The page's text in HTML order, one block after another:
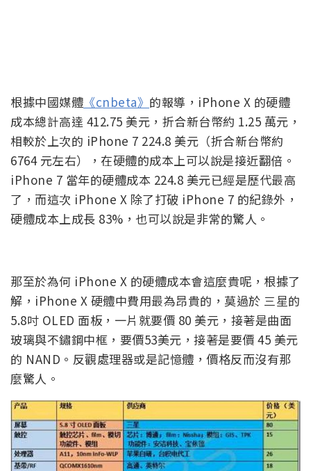
根據中國媒體 《cnbeta》 的報導，iPhone X 的硬體
成本總計高達 412.75 美元，折合新台幣約 1.25 萬元，
相較於上次的 iPhone 7 224.8 美元（折合新台幣約
6764 元左右），在硬體的成本上可以說是接近翻倍。
iPhone 7 當年的硬體成本 224.8 美元已經是歷代最高
了，而這次 iPhone X 除了打破 iPhone 7 的紀錄外，
硬體成本上成長 83%，也可以說是非常的驚人。
那至於為何 iPhone X 的硬體成本會這麼貴呢，根據了
解，iPhone X 硬體中費用最為昂貴的，莫過於 三星的
5.8吋 OLED 面板，一片就要價 80 美元，接著是曲面
玻璃與不鏽鋼中框，要價53美元，接著是要價 45 美元
的 NAND。反觀處理器或是記憶體，價格反而沒有那
麼驚人。